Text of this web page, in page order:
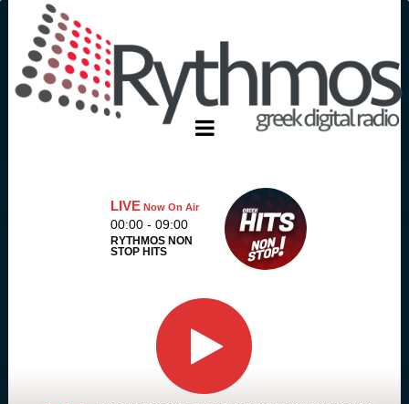
LIVENow On Air
00:00 - 09:00
RYTHMOS NON
STOP HITS